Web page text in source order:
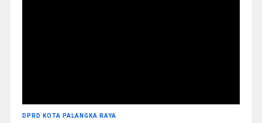
DPRD KOTA PALANGKA RAYA